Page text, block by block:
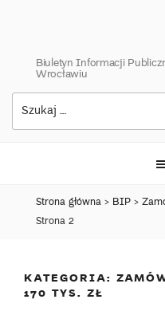
Biuletyn Informacji
Wrocławiu
Szukaj:
Strona główna> BIP>
Strona 2
KATEGORIA:
170 TYS. ZŁ